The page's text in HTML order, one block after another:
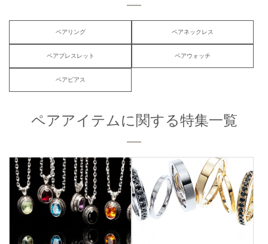
ペアリング ペアネックレス
ペアブレスレット ペアウォッチ
ペアピアス
ペアアイテムに関する特集一覧